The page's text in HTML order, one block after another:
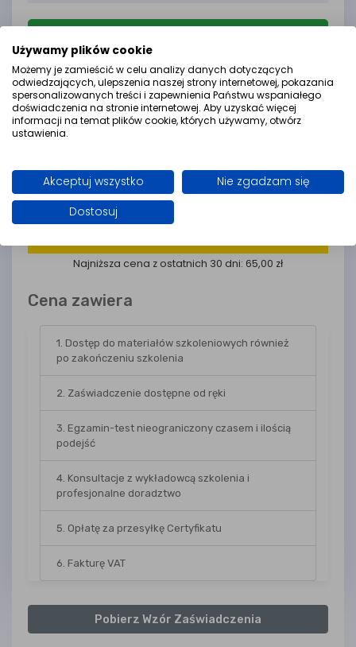
Zamówienia przez Instytucje publiczne
Zamówienia przez Instytucje publiczne
Ceny
od1do999osób 65,00 PLN
Najniższa cena z ostatnich 30 dni: 65,00 zł
Cena zawiera
1. Dostęp do materiałów szkoleniowych również
po zakończeniu szkolenia
2. Zaświadczenie dostępne od ręki
3. Egzamin-test nieograniczony czasem i ilością
podejść
4. Konsultacje z wykładowcą szkolenia i
profesjonalne doradztwo
5. Opłatę za przesyłkę Certyfikatu
6. Fakturę VAT
Pobierz Wzór Zaświadczenia
Używamy plików cookie
Możemy je zamieścić w celu analizy danych dotyczących
odwiedzających, ulepszenia naszej strony internetowej, pokazania
spersonalizowanych treści i zapewnienia Państwu wspaniałego
doświadczenia na stronie internetowej. Aby uzyskać więcej
informacji na temat plików cookie, których używamy, otwórz
ustawienia.
Akceptuj wszystko
Nie zgadzam się
Dostosuj